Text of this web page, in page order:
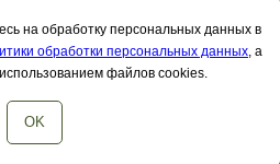
skinprobiotic.ru
на обработку персональных данных в
обработки персональных данных, а
файлов cookies.
OK